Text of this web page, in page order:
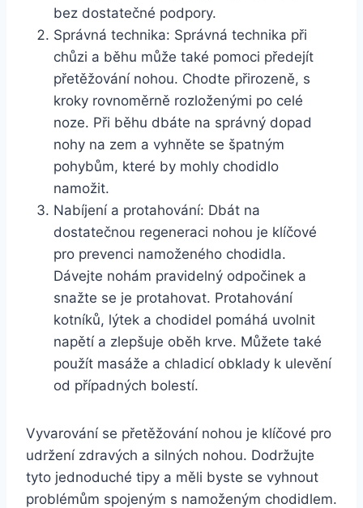
bez dostatečné podpory.
Správná technika: Správná technika při
chůzi a běhu může také pomoci předejít
přetěžování nohou. Chodte přirozeně, s
kroky rovnoměrně rozloženými po celé
noze. Při běhu dbáte na správný dopad
nohy na zem a vyhněte se špatným
pohybům, které by mohly chodidlo
namožit.
Nabíjení a protahování: Dbát na
dostatečnou regeneraci nohou je klíčové
pro prevenci namoženého chodidla.
Dávejte nohám pravidelný odpočinek a
snažte se je protahovat. Protahování
kotníků, lýtek a chodidel pomáhá uvolnit
napětí a zlepšuje oběh krve. Můžete také
použít masáže a chladicí obklady k ulevění
od případných bolestí.
Vyvarování se přetěžování nohou je klíčové pro
udržení zdravých a silných nohou. Dodržujte
tyto jednoduché tipy a měli byste se vyhnout
problémům spojeným s namoženým chodidlem.